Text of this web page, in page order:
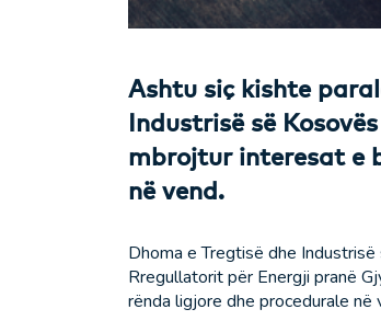
Ashtu siç kishte
Industrisë së
mbrojtur interesat e
në vend.
Dhoma e Tregtisë dhe
Rregullatorit për Energji pranë
rënda ligjore dhe procedurale